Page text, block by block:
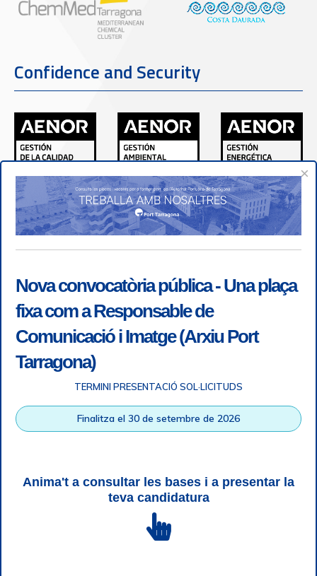
Confidence and Security
Accessibility Legal note | + info RGPD |Information of
×
Nova convocatòria pública - Una plaça
fixa com a Responsable de
Comunicació i Imatge (Arxiu Port
Tarragona)
TERMINI PRESENTACIÓ SOL·LICITUDS
Finalitza el 30 de setembre de 2026
Anima't a consultar les bases i a presentar la
teva candidatura